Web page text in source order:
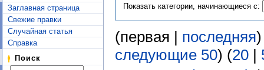
Заглавная страница
Свежие правки
Случайная статья
Справка
Поиск
Показать категории, начинающиеся с:
(первая | последняя
следующие 50) (20 |